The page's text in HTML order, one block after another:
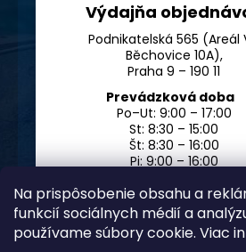
Na prispôsobenie obsahu a
funkcií sociálnych médií a
používame súbory cookie. Viac
Výdajňa
Podnikatelská 565 (Areál
Běchovice 10A),
Praha 9 – 190 11
Prevádzková doba
Po–Ut: 9:00 – 17:00
St: 8:30 – 15:00
Št: 8:30 – 16:00
Pi: 9:00 – 16:00